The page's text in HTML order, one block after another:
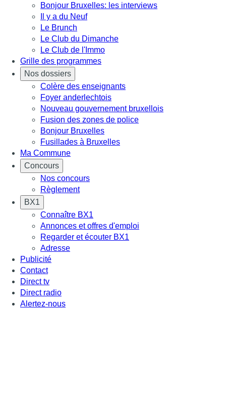
Bonjour Bruxelles: les interviews
Il y a du Neuf
Le Brunch
Le Club du Dimanche
Le Club de l'Immo
Grille des programmes
Nos dossiers
Colère des enseignants
Foyer anderlechtois
Nouveau gouvernement bruxellois
Fusion des zones de police
Bonjour Bruxelles
Fusillades à Bruxelles
Ma Commune
Concours
Nos concours
Règlement
BX1
Connaître BX1
Annonces et offres d'emploi
Regarder et écouter BX1
Adresse
Publicité
Contact
Direct tv
Direct radio
Alertez-nous